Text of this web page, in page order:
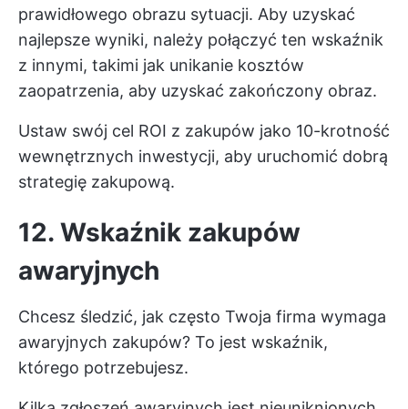
prawidłowego obrazu sytuacji. Aby uzyskać
najlepsze wyniki, należy połączyć ten wskaźnik
z innymi, takimi jak unikanie kosztów
zaopatrzenia, aby uzyskać zakończony obraz.
Ustaw swój cel ROI z zakupów jako 10-krotność
wewnętrznych inwestycji, aby uruchomić dobrą
strategię zakupową.
12. Wskaźnik zakupów
awaryjnych
Chcesz śledzić, jak często Twoja firma wymaga
awaryjnych zakupów? To jest wskaźnik,
którego potrzebujesz.